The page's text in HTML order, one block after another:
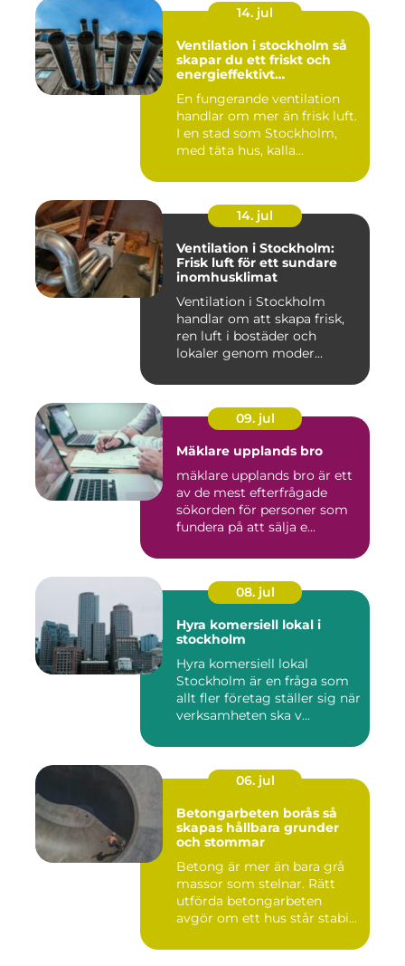
14. jul
Ventilation i stockholm så
skapar du ett friskt och
energieffektivt
En fungerande ventilation
handlar om mer än frisk luft.
I en stad som Stockholm,
med täta hus, kalla...
14. jul
Ventilation i Stockholm:
Frisk luft för ett sundare
inomhusklimat
Ventilation i Stockholm
handlar om att skapa frisk,
ren luft i bostäder och
lokaler genom moder...
09. jul
Mäklare upplands bro
mäklare upplands bro är ett
av de mest efterfrågade
sökorden för personer som
fundera på att sälja e...
08. jul
Hyra komersiell lokal i
stockholm
Hyra komersiell lokal
Stockholm är en fråga som
allt fler företag ställer sig när
verksamheten ska v...
06. jul
Betongarbeten borås så
skapas hållbara grunder
och stommar
Betong är mer än bara grå
massor som stelnar. Rätt
utförda betongarbeten
avgör om ett hus står stabi...